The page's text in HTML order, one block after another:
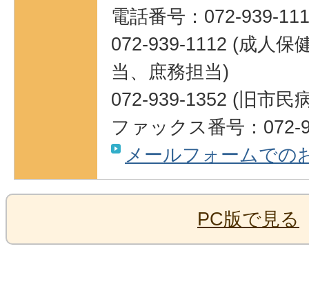
電話番号：072-939-
072-939-1112 (成人保
当、庶務担当)
072-939-1352 (旧市民
ファックス番号：072-
メールフォームでの
PC版で見る